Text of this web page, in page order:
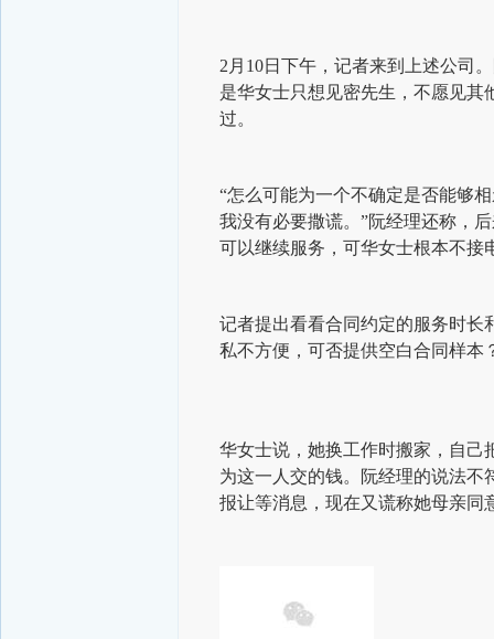
2月10日下午，记者来到上述公司
是华女士只想见密先生，不愿见
过。
“怎么可能为一个不确定是否能够
我没有必要撒谎。”阮经理还称，
可以继续服务，可华女士根本不接
记者提出看看合同约定的服务时长
私不方便，可否提供空白合同样本
华女士说，她换工作时搬家，自己
为这一人交的钱。阮经理的说法
报让等消息，现在又谎称她母亲同